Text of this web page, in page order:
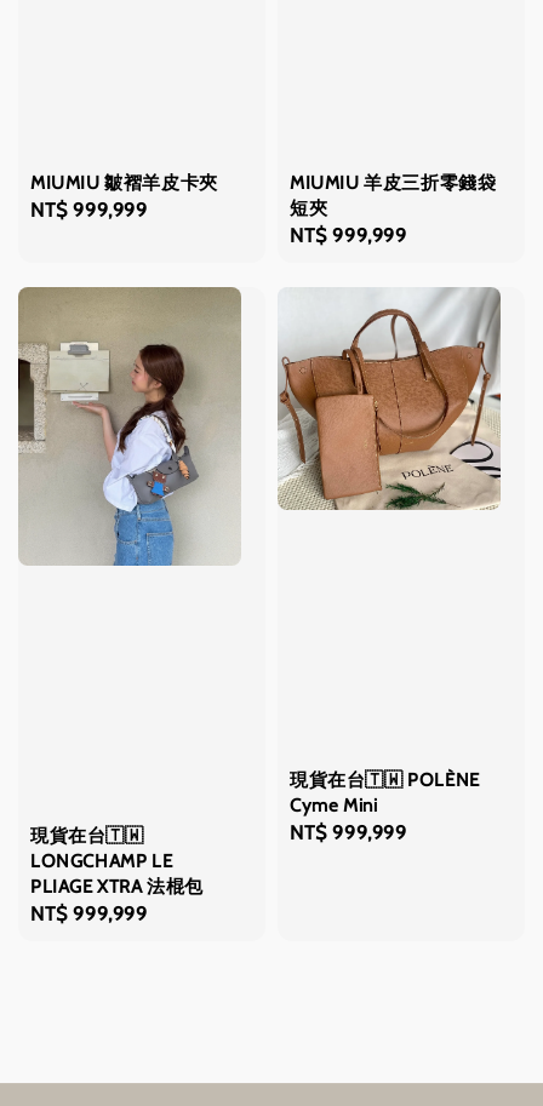
MIUMIU 皺褶羊皮卡夾
Regular
NT$ 999,999
MIUMIU 羊皮三折零錢袋
短夾
Regular
NT$ 999,999
現貨在台🇹🇼
LONGCHAMP LE
PLIAGE XTRA 法棍包
Regular
NT$ 999,999
現貨在台🇹🇼 POLÈNE
Cyme Mini
Regular
NT$ 999,999